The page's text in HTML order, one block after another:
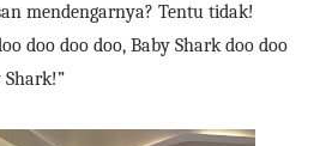
mendengarnya? Tentu tidak!
doo doo doo, Baby Shark doo doo
Shark!”